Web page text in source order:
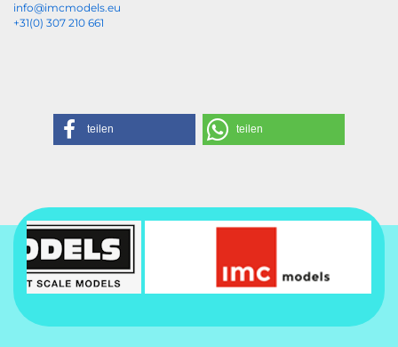
info@imcmodels.eu
+31(0) 307 210 661
teilen teilen